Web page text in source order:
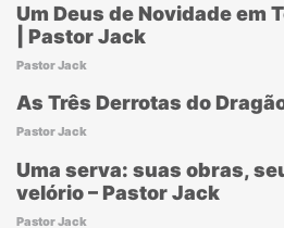
Um Deus de Novidade em
| Pastor Jack
Pastor Jack
As Três Derrotas do
Pastor Jack
Uma serva: suas obras,
velório – Pastor Jack
Pastor Jack